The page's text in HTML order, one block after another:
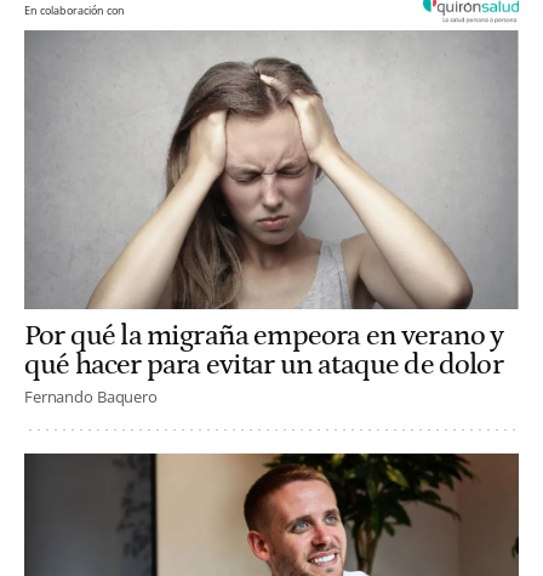
En colaboración con
Por qué la migraña empeora en verano y
qué hacer para evitar un ataque de dolor
Fernando Baquero